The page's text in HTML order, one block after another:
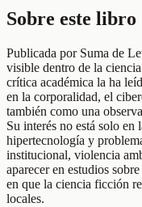
Sobre este libro
Publicada por Suma de
visible dentro de la
crítica académica la ha
en la corporalidad, el
también como una
Su interés no está solo en
hipertecnología y
institucional, violencia
aparecer en estudios
en que la ciencia ficción
locales.